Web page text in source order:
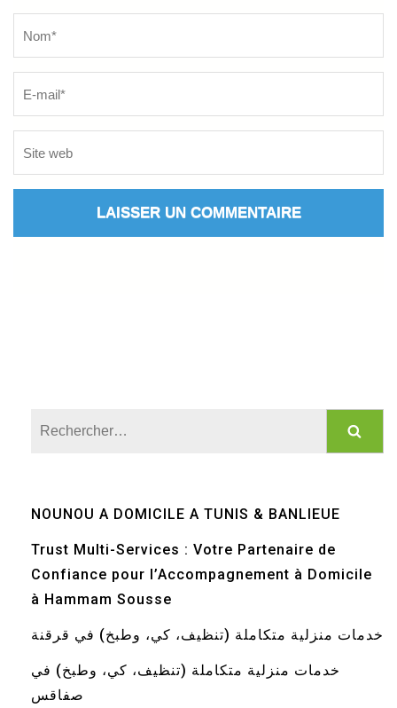
NOUNOU A DOMICILE A TUNIS & BANLIEUE
Trust Multi-Services : Votre Partenaire de
Confiance pour l’Accompagnement à Domicile
à Hammam Sousse
خدمات منزلية متكاملة (تنظيف، كي، وطبخ) في قرقنة
خدمات منزلية متكاملة (تنظيف، كي، وطبخ) في
صفاقس